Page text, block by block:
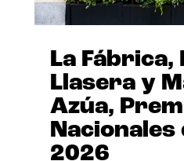
La Fábrica,
Llasera y
Azúa,
Nacionales
2026